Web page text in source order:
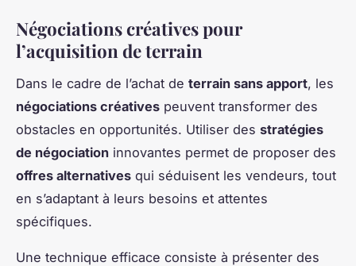
Négociations créatives pour
l’acquisition de terrain
Dans le cadre de l’achat de terrain sans apport, les
négociations créatives peuvent transformer des
obstacles en opportunités. Utiliser des stratégies
de négociation innovantes permet de proposer des
offres alternatives qui séduisent les vendeurs, tout
en s’adaptant à leurs besoins et attentes
spécifiques.
Une technique efficace consiste à présenter des